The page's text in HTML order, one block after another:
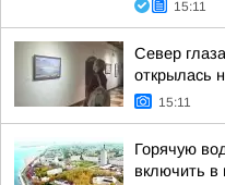
15:11
Север
открылась
15:11
Горячую
включить в